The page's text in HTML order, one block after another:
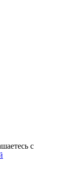
с